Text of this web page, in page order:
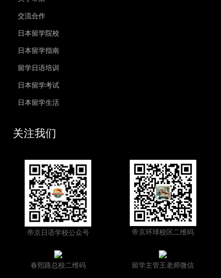
交流合作
日本留学院校
日本留学指南
留学日语培训
日本留学考试
日本留学生活
关注我们
帝京日语学校公众号 帝京环球校区二维码
春熙路总校二维码 留学主管王老师微信